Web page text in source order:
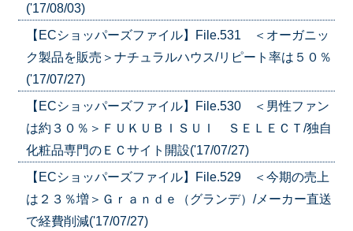
('17/08/03)
【ECショッパーズファイル】File.531 ＜オーガニッ
ク製品を販売＞ナチュラルハウス/リピート率は５０％
('17/07/27)
【ECショッパーズファイル】File.530 ＜男性ファン
は約３０％＞ＦＵＫＵＢＩＳＵＩ ＳＥＬＥＣＴ/独自
化粧品専門のＥＣサイト開設('17/07/27)
【ECショッパーズファイル】File.529 ＜今期の売上
は２３％増＞Ｇｒａｎｄｅ（グランデ）/メーカー直送
で経費削減('17/07/27)